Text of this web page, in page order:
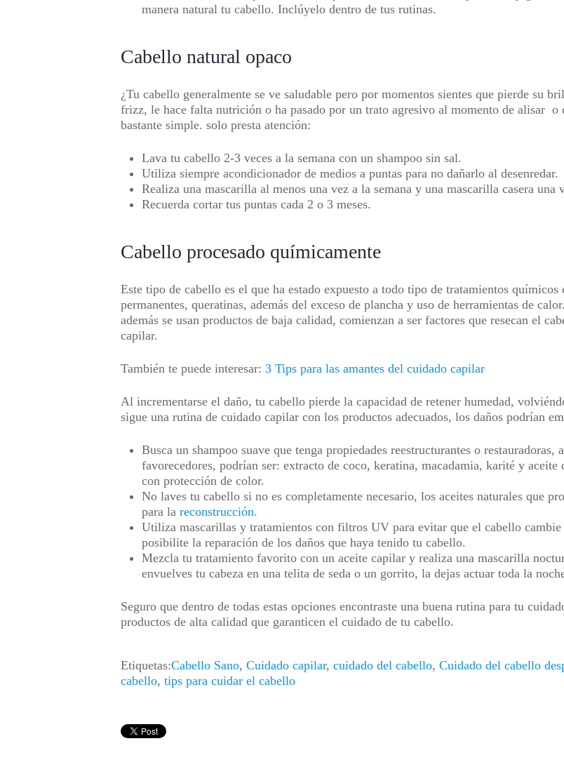
manera natural tu cabello. Inclúyelo dentro de tus rutinas.
Cabello natural opaco
¿Tu cabello generalmente se ve saludable pero por momentos sientes que pierde su
frizz, le hace falta nutrición o ha pasado por un trato agresivo al momento de alisar o
bastante simple. solo presta atención:
Lava tu cabello 2-3 veces a la semana con un shampoo sin sal.
Utiliza siempre acondicionador de medios a puntas para no dañarlo al desenredar.
Realiza una mascarilla al menos una vez a la semana y una mascarilla casera una
Recuerda cortar tus puntas cada 2 o 3 meses.
Cabello procesado químicamente
Este tipo de cabello es el que ha estado expuesto a todo tipo de tratamientos
permanentes, queratinas, además del exceso de plancha y uso de herramientas de
además se usan productos de baja calidad, comienzan a ser factores que resecan el
capilar.
También te puede interesar: 3 Tips para las amantes del cuidado capilar
Al incrementarse el daño, tu cabello pierde la capacidad de retener humedad,
sigue una rutina de cuidado capilar con los productos adecuados, los daños podrían
Busca un shampoo suave que tenga propiedades reestructurantes o
favorecedores, podrían ser: extracto de coco, keratina, macadamia, karité y aceite
con protección de color.
No laves tu cabello si no es completamente necesario, los aceites naturales que
para la reconstrucción.
Utiliza mascarillas y tratamientos con filtros UV para evitar que el cabello
posibilite la reparación de los daños que haya tenido tu cabello.
Mezcla tu tratamiento favorito con un aceite capilar y realiza una mascarilla
envuelves tu cabeza en una telita de seda o un gorrito, la dejas actuar toda la
Seguro que dentro de todas estas opciones encontraste una buena rutina para tu
productos de alta calidad que garanticen el cuidado de tu cabello.
Etiquetas:Cabello Sano, Cuidado capilar, cuidado del cabello, Cuidado del cabello
cabello, tips para cuidar el cabello